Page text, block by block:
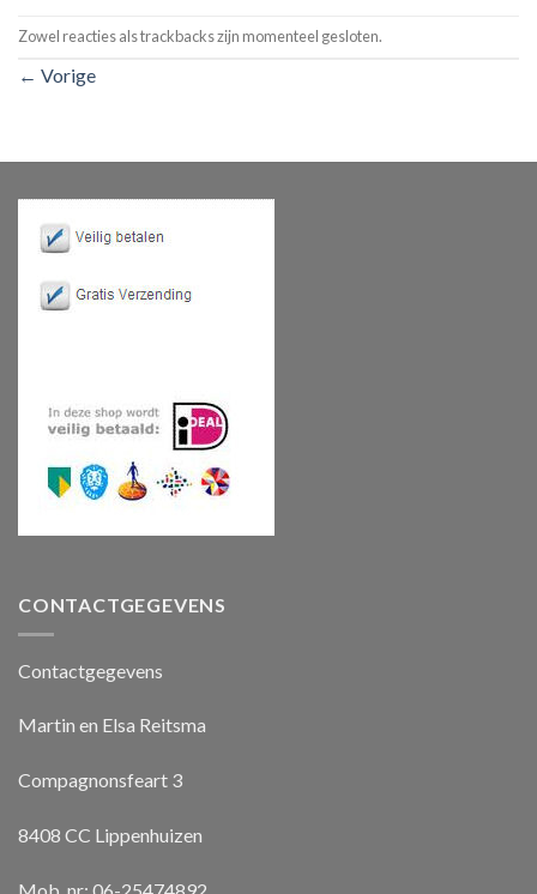
Zowel reacties als trackbacks zijn momenteel gesloten.
← Vorige
CONTACTGEGEVENS
Contactgegevens
Martin en Elsa Reitsma
Compagnonsfeart 3
8408 CC Lippenhuizen
Mob. nr: 06-25474892